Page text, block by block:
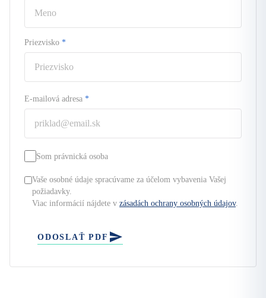
Priezvisko *
E-mailová adresa *
Som právnická osoba
Vaše osobné údaje spracúvame za účelom vybavenia Vašej
požiadavky.
Viac informácií nájdete v zásadách ochrany osobných údajov.
ODOSLAŤ PDF